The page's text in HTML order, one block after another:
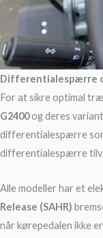
Differentialespærre
For at sikre optimal
G2400og deres
differentialespærre
differentialespærre
Alle modeller har et
Release (SAHR)
når kørepedalen ikke